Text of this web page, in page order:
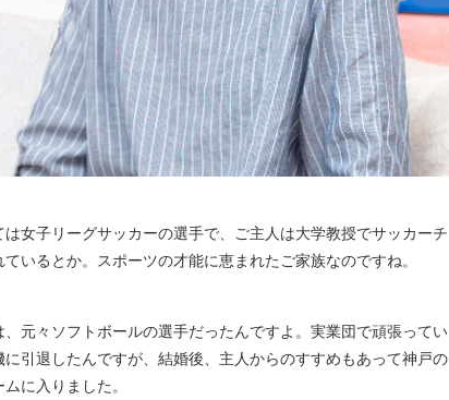
女子リーグサッカーの選手で、ご主人は大学教授でサッカーチ
いるとか。スポーツの才能に恵まれたご家族なのですね。
、元々ソフトボールの選手だったんですよ。実業団で頑張ってい
に引退したんですが、結婚後、主人からのすすめもあって神戸の
に入りました。